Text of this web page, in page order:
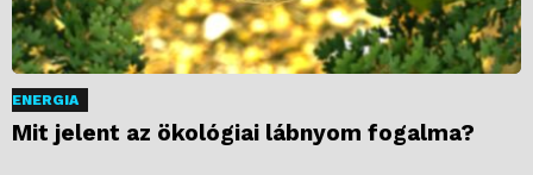
ENERGIA
Mit jelent az ökológiai lábnyom fogalma?